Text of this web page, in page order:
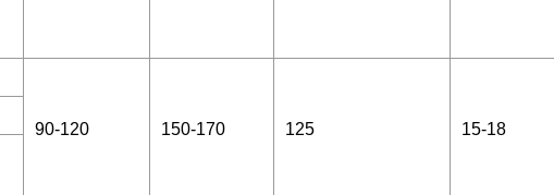
90-120 150-170 125 15-18